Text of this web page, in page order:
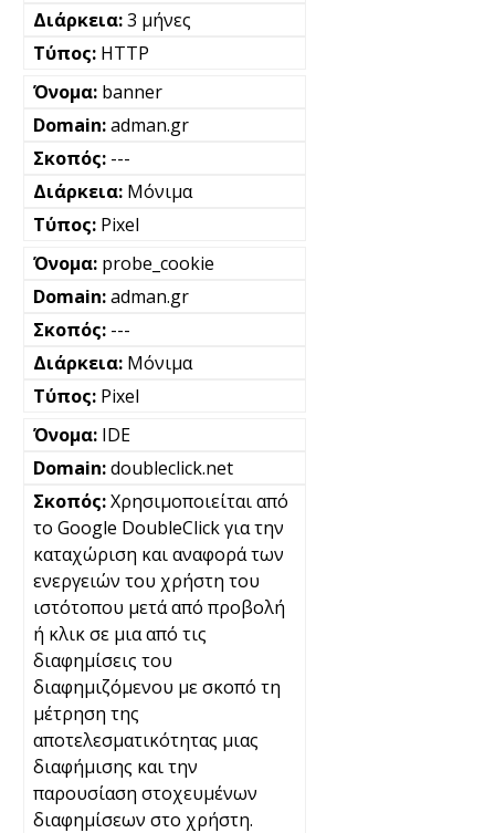
3 μήνες
HTTP
banner
adman.gr
---
Μόνιμα
Pixel
probe_cookie
adman.gr
---
Μόνιμα
Pixel
IDE
doubleclick.net
Χρησιμοποιείται από
το Google DoubleClick για την
καταχώριση και αναφορά των
ενεργειών του χρήστη του
ιστότοπου μετά από προβολή
ή κλικ σε μια από τις
διαφημίσεις του
διαφημιζόμενου με σκοπό τη
μέτρηση της
αποτελεσματικότητας μιας
διαφήμισης και την
παρουσίαση στοχευμένων
διαφημίσεων στο χρήστη.